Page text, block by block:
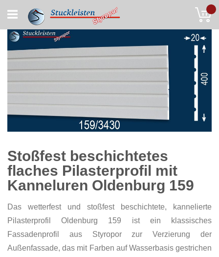
to
Content
Stoßfest beschichtetes
flaches Pilasterprofil mit
Kanneluren Oldenburg 159
Das wetterfest und stoßfest beschichtete, kannelierte
Pilasterprofil Oldenburg 159 ist ein klassisches
Fassadenprofil aus Styropor zur Verzierung der
Außenfassade, das mit Farben auf Wasserbasis gestrichen